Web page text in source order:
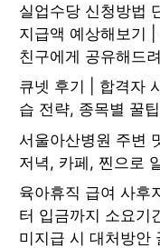
실업수당 신청방법
지급액 예상해보기
친구에게 공유해드
큐넷 후기 | 합격자
습 전략, 종목별 꿀
서울아산병원 주변
저녁, 카페, 찐으로
육아휴직 급여 사후
터 입금까지 소요기
미지급 시 대처방안